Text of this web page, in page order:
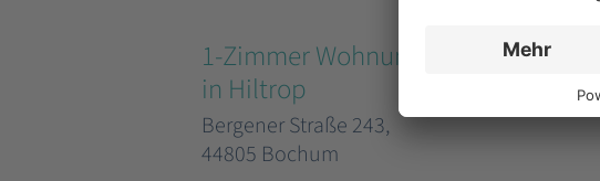
1-Zimmer Wohnung
in Hiltrop
Bergener Straße 243,
44805 Bochum